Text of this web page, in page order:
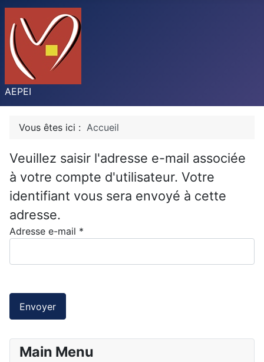
AEPEI
Vous êtes ici : Accueil
Veuillez saisir l'adresse e-mail associée
à votre compte d'utilisateur. Votre
identifiant vous sera envoyé à cette
adresse.
Adresse e-mail *
Envoyer
Main Menu